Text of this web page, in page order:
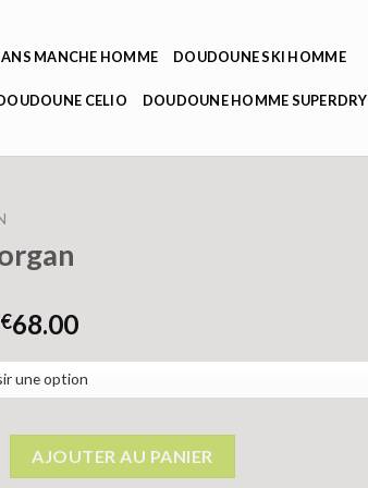
MANCHE HOMME DOUDOUNE SKI HOMME
CELIO DOUDOUNE HOMME SUPERDRY
€68.00
AJOUTER AU PANIER